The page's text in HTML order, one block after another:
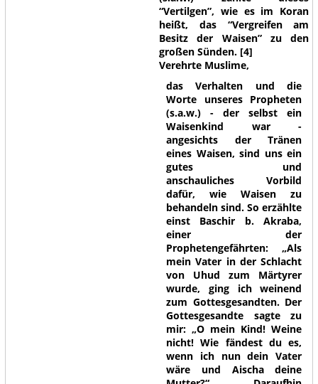
“Vertilgen”, wie es im Koran
heißt, das “Vergreifen am
Besitz der Waisen” zu den
großen Sünden. [4]
Verehrte Muslime,
das Verhalten und die
Worte unseres Propheten
(s.a.w.) - der selbst ein
Waisenkind war -
angesichts der Tränen
eines Waisen, sind uns ein
gutes und
anschauliches Vorbild
dafür, wie Waisen zu
behandeln sind. So erzählte
einst Baschir b. Akraba,
einer der
Prophetengefährten:„Als
mein Vater in der Schlacht
von Uhud zum Märtyrer
wurde, ging ich weinend
zum Gottesgesandten. Der
Gottesgesandte sagte zu
mir: „O mein Kind! Weine
nicht! Wie fändest du es,
wenn ich nun dein Vater
wäre und Aischa deine